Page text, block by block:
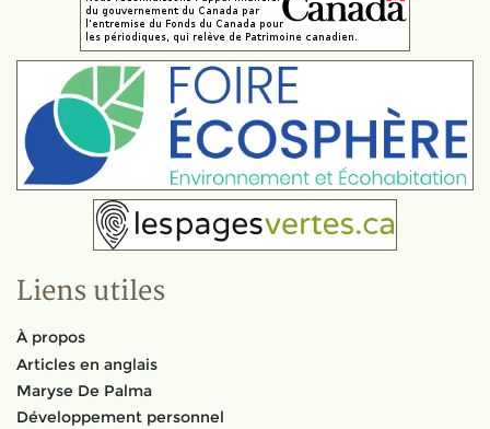
Liens utiles
À propos
Articles en anglais
Maryse De Palma
Développement personnel